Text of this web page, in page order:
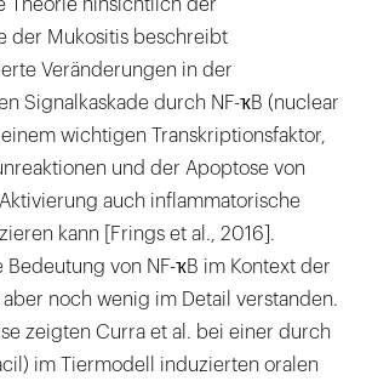
Theorie hinsichtlich der
der Mukositis beschreibt
Veränderungen in der
Signalkaskade durch NF-ҡB (nuclear
wichtigen Transkriptionsfaktor,
und der Apoptose von
auch inflammatorische
kann [Frings et al., 2016].
Bedeutung von NF-ҡB im Kontext der
noch wenig im Detail verstanden.
zeigten Curra et al. bei einer durch
im Tiermodell induzierten oralen